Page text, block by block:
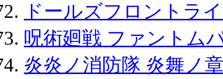
ドールズフロントラ
呪術廻戦 ファントム
炎炎ノ消防隊 炎舞ノ